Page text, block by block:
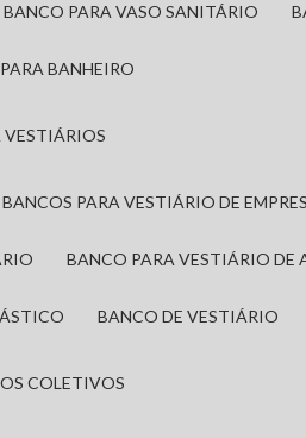
BANCO PARA VASO SANITÁRIO
PARA BANHEIRO
VESTIÁRIOS
BANCOS PARA VESTIÁRIO DE
BANCO PARA VESTIÁRIO DE
BANCO DE VESTIÁRIO
COLETIVOS